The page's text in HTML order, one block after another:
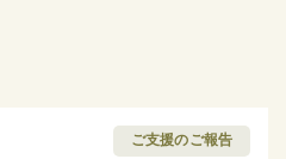
ご支援のご報告